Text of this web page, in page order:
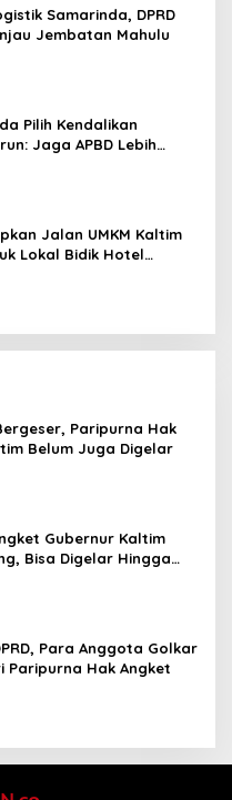
Samarinda, DPRD
Jembatan Mahulu
Pilih Kendalikan
Jaga APBD Lebih
Jalan UMKM Kaltim
Lokal Bidik Hotel
Paripurna Hak
Belum Juga Digelar
Gubernur Kaltim
Bisa Digelar Hingga
Para Anggota Golkar
Paripurna Hak Angket